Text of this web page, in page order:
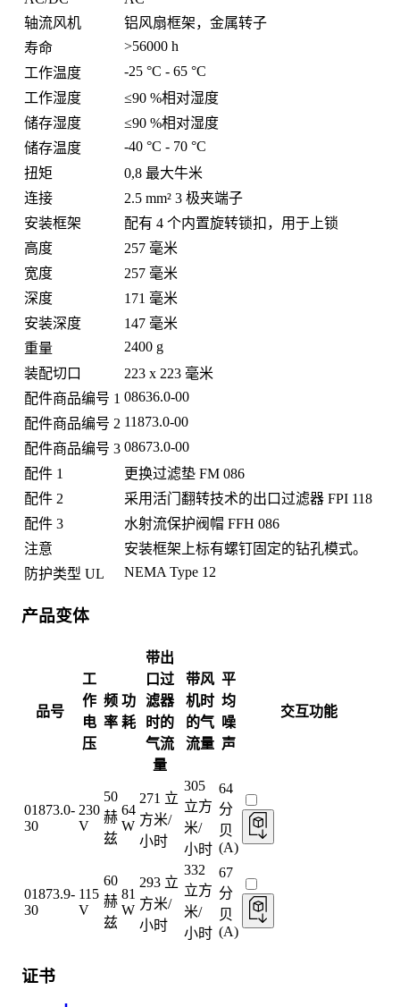
轴流风机
铝风扇框架，金属转子
寿命
>56000 h
工作温度
-25 °C - 65 °C
工作湿度
≤90 %相对湿度
储存湿度
≤90 %相对湿度
储存温度
-40 °C - 70 °C
扭矩
0,8 最大牛米
连接
2.5 mm² 3 极夹端子
安装框架
配有 4 个内置旋转锁扣，用于上锁
高度
257 毫米
宽度
257 毫米
深度
171 毫米
安装深度
147 毫米
重量
2400 g
装配切口
223 x 223 毫米
配件商品编号 1 08636.0-00
配件商品编号 2 11873.0-00
配件商品编号 3 08673.0-00
配件 1
更换过滤垫 FM 086
配件 2
采用活门翻转技术的出口过滤器 FPI 118
配件 3
水射流保护阀帽 FFH 086
注意
安装框架上标有螺钉固定的钻孔模式。
防护类型 UL
NEMA Type 12
产品变体
品号
工
作
电
压
频
率
功
耗
带出
口过
滤器
时的
气流
量
带风
机时
的气
流量
平
均
噪
声
交互功能
01873.0-
30
230
V
50
赫
兹
64
W
271 立
方米/
小时
305
立方
米/
小时
64
分
贝
(A)
01873.9-
30
115
V
60
赫
兹
81
W
293 立
方米/
小时
332
立方
米/
小时
67
分
贝
(A)
证书